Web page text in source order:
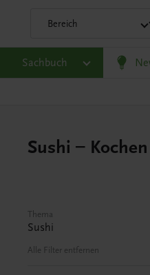
Sachbuch
Gesellschaft, Politik und
Sushi –
Thema
Sushi
Alle Filter entfernen